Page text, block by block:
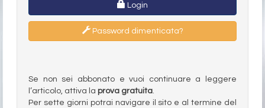
Login
Password dimenticata?
Se non sei abbonato e vuoi continuare a leggere
l’articolo, attiva la prova gratuita.
Per sette giorni potrai navigare il sito e al termine del